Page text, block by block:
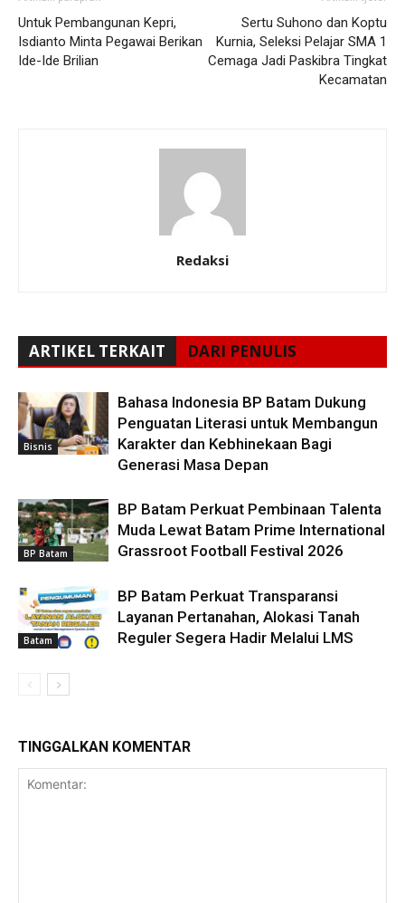
Untuk Pembangunan Kepri,
Isdianto Minta Pegawai Berikan
Ide-Ide Brilian
Sertu Suhono dan Koptu
Kurnia, Seleksi Pelajar SMA 1
Cemaga Jadi Paskibra Tingkat
Kecamatan
Redaksi
ARTIKEL TERKAIT DARI PENULIS
Bisnis
Bahasa Indonesia BP Batam Dukung
Penguatan Literasi untuk Membangun
Karakter dan Kebhinekaan Bagi
Generasi Masa Depan
BP Batam
BP Batam Perkuat Pembinaan Talenta
Muda Lewat Batam Prime International
Grassroot Football Festival 2026
Batam
BP Batam Perkuat Transparansi
Layanan Pertanahan, Alokasi Tanah
Reguler Segera Hadir Melalui LMS
TINGGALKAN KOMENTAR